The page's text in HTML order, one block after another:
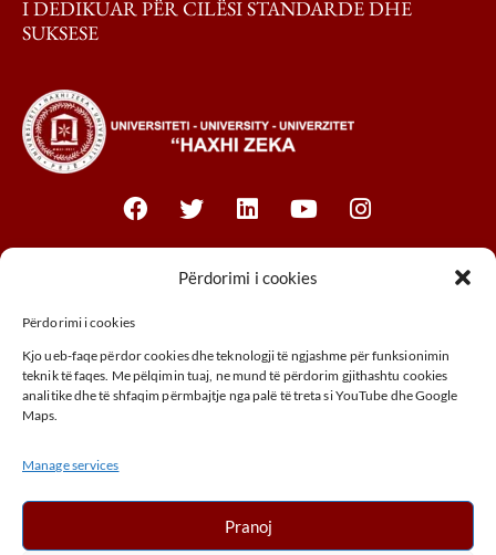
Përdorimi i cookies
Përdorimi i cookies
Kjo ueb-faqe përdor cookies dhe teknologji të ngjashme për funksionimin
teknik të faqes. Me pëlqimin tuaj, ne mund të përdorim gjithashtu cookies
analitike dhe të shfaqim përmbajtje nga palë të treta si YouTube dhe Google
Maps.
Manage services
Pranoj
I DEDIKUAR PËR CILËSI STANDARDE DHE
SUKSESE
Fakulteti i Biznesit
Fakulteti Juridik
Fakulteti MTHM
ADRESA